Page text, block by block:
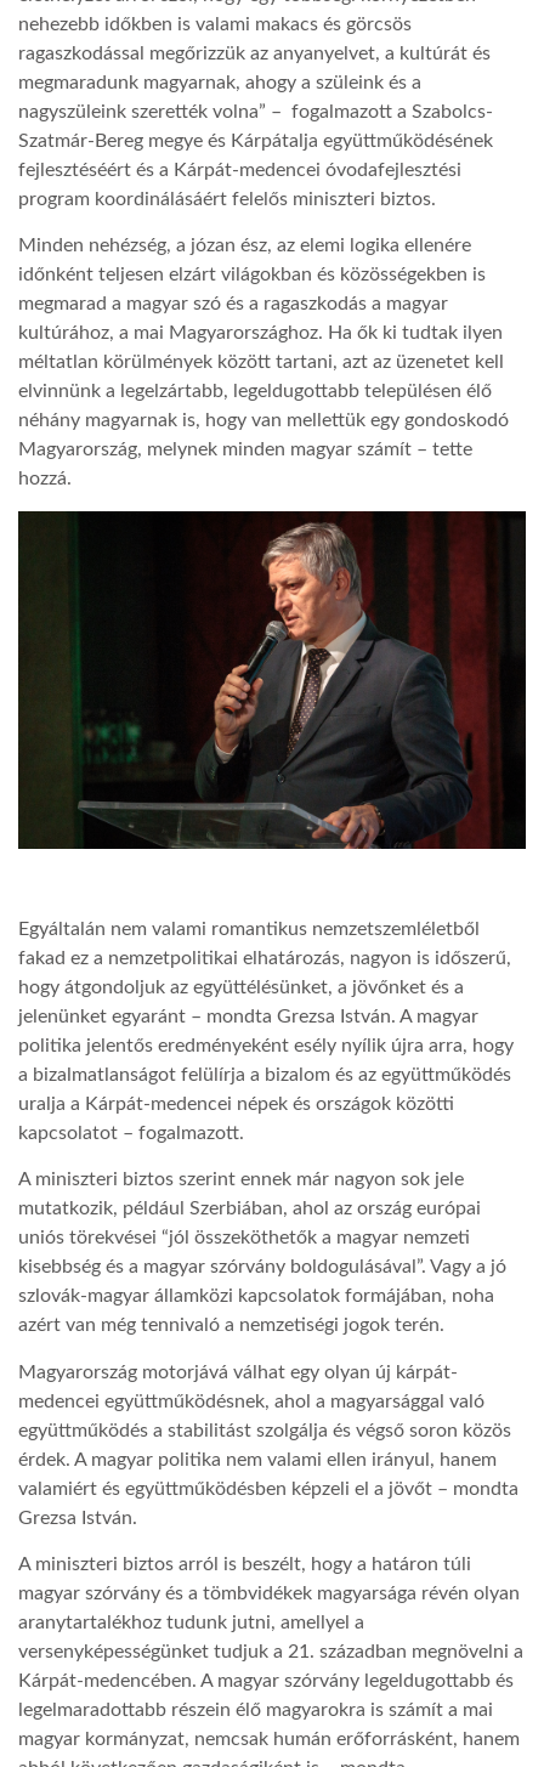
nehezebb időkben is valami makacs és görcsös
ragaszkodással megőrizzük az anyanyelvet, a kultúrát és
megmaradunk magyarnak, ahogy a szüleink és a
nagyszüleink szerették volna” – fogalmazott a Szabolcs-
Szatmár-Bereg megye és Kárpátalja együttműködésének
fejlesztéséért és a Kárpát-medencei óvodafejlesztési
program koordinálásáért felelős miniszteri biztos.
Minden nehézség, a józan ész, az elemi logika ellenére
időnként teljesen elzárt világokban és közösségekben is
megmarad a magyar szó és a ragaszkodás a magyar
kultúrához, a mai Magyarországhoz. Ha ők ki tudtak ilyen
méltatlan körülmények között tartani, azt az üzenetet kell
elvinnünk a legelzártabb, legeldugottabb településen élő
néhány magyarnak is, hogy van mellettük egy gondoskodó
Magyarország, melynek minden magyar számít – tette
hozzá.
Egyáltalán nem valami romantikus nemzetszemléletből
fakad ez a nemzetpolitikai elhatározás, nagyon is időszerű,
hogy átgondoljuk az együttélésünket, a jövőnket és a
jelenünket egyaránt – mondta Grezsa István. A magyar
politika jelentős eredményeként esély nyílik újra arra, hogy
a bizalmatlanságot felülírja a bizalom és az együttműködés
uralja a Kárpát-medencei népek és országok közötti
kapcsolatot – fogalmazott.
A miniszteri biztos szerint ennek már nagyon sok jele
mutatkozik, például Szerbiában, ahol az ország európai
uniós törekvései “jól összeköthetők a magyar nemzeti
kisebbség és a magyar szórvány boldogulásával”. Vagy a jó
szlovák-magyar államközi kapcsolatok formájában, noha
azért van még tennivaló a nemzetiségi jogok terén.
Magyarország motorjává válhat egy olyan új kárpát-
medencei együttműködésnek, ahol a magyarsággal való
együttműködés a stabilitást szolgálja és végső soron közös
érdek. A magyar politika nem valami ellen irányul, hanem
valamiért és együttműködésben képzeli el a jövőt – mondta
Grezsa István.
A miniszteri biztos arról is beszélt, hogy a határon túli
magyar szórvány és a tömbvidékek magyarsága révén olyan
aranytartalékhoz tudunk jutni, amellyel a
versenyképességünket tudjuk a 21. században megnövelni a
Kárpát-medencében. A magyar szórvány legeldugottabb és
legelmaradottabb részein élő magyarokra is számít a mai
magyar kormányzat, nemcsak humán erőforrásként, hanem